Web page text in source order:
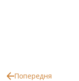
Попередня